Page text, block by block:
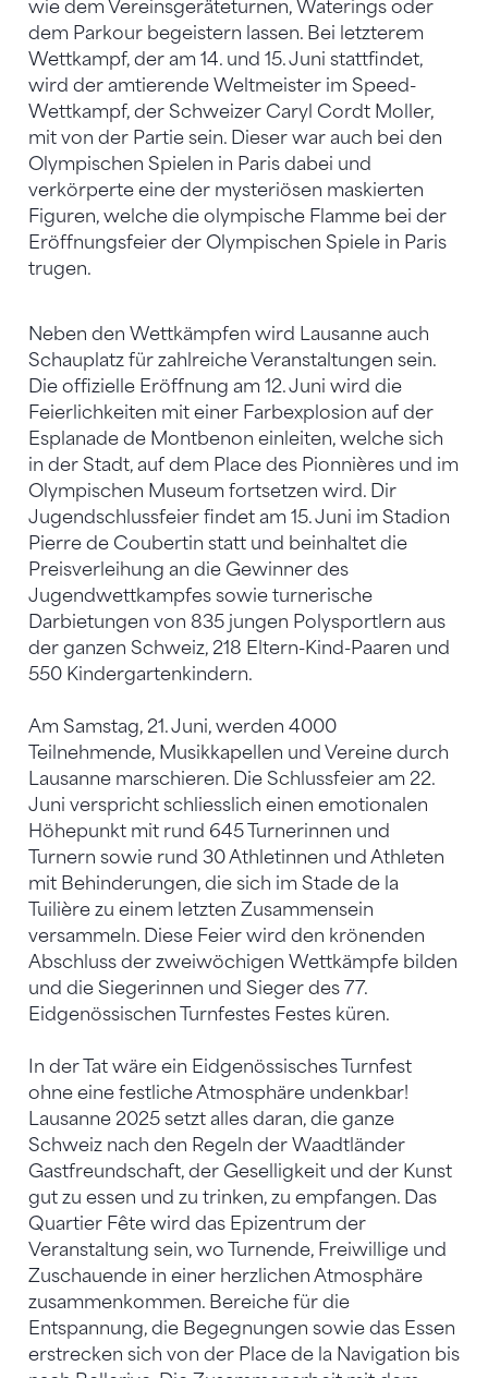
wie dem Vereinsgeräteturnen, Waterings oder
dem Parkour begeistern lassen. Bei letzterem
Wettkampf, der am 14. und 15. Juni stattfindet,
wird der amtierende Weltmeister im Speed-
Wettkampf, der Schweizer Caryl Cordt Moller,
mit von der Partie sein. Dieser war auch bei den
Olympischen Spielen in Paris dabei und
verkörperte eine der mysteriösen maskierten
Figuren, welche die olympische Flamme bei der
Eröffnungsfeier der Olympischen Spiele in Paris
trugen.
Neben den Wettkämpfen wird Lausanne auch
Schauplatz für zahlreiche Veranstaltungen sein.
Die offizielle Eröffnung am 12. Juni wird die
Feierlichkeiten mit einer Farbexplosion auf der
Esplanade de Montbenon einleiten, welche sich
in der Stadt, auf dem Place des Pionnières und im
Olympischen Museum fortsetzen wird. Dir
Jugendschlussfeier findet am 15. Juni im Stadion
Pierre de Coubertin statt und beinhaltet die
Preisverleihung an die Gewinner des
Jugendwettkampfes sowie turnerische
Darbietungen von 835 jungen Polysportlern aus
der ganzen Schweiz, 218 Eltern-Kind-Paaren und
550 Kindergartenkindern.
Am Samstag, 21. Juni, werden 4000
Teilnehmende, Musikkapellen und Vereine durch
Lausanne marschieren. Die Schlussfeier am 22.
Juni verspricht schliesslich einen emotionalen
Höhepunkt mit rund 645 Turnerinnen und
Turnern sowie rund 30 Athletinnen und Athleten
mit Behinderungen, die sich im Stade de la
Tuilière zu einem letzten Zusammensein
versammeln. Diese Feier wird den krönenden
Abschluss der zweiwöchigen Wettkämpfe bilden
und die Siegerinnen und Sieger des 77.
Eidgenössischen Turnfestes Festes küren.
In der Tat wäre ein Eidgenössisches Turnfest
ohne eine festliche Atmosphäre undenkbar!
Lausanne 2025 setzt alles daran, die ganze
Schweiz nach den Regeln der Waadtländer
Gastfreundschaft, der Geselligkeit und der Kunst
gut zu essen und zu trinken, zu empfangen. Das
Quartier Fête wird das Epizentrum der
Veranstaltung sein, wo Turnende, Freiwillige und
Zuschauende in einer herzlichen Atmosphäre
zusammenkommen. Bereiche für die
Entspannung, die Begegnungen sowie das Essen
erstrecken sich von der Place de la Navigation bis